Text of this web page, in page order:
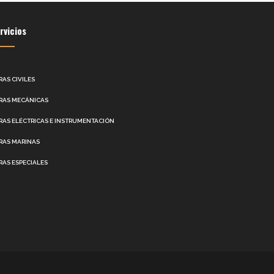
CIVILES
MECÁNICAS
ELÉCTRICAS E INSTRUMENTACIÓN
MARINAS
ESPECIALES